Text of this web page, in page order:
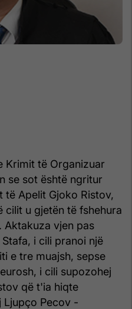
Krimit të Organizuar
se sot është ngritur
Apelit Gjoko Ristov,
cilit u gjetën të fshehura
Aktakuza vjen pas
i cili pranoi një
e tre muajsh, sepse
i cili supozohej
që t'ia hiqte
Ljupço Pecov -